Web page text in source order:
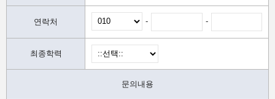
연락처 - -
최종학력
문의내용